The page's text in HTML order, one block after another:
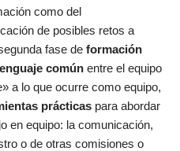
como del
de posibles retos a
fase de formación
común entre el equipo
a lo que ocurre como equipo,
prácticas para abordar
en equipo: la comunicación,
o de otras comisiones o